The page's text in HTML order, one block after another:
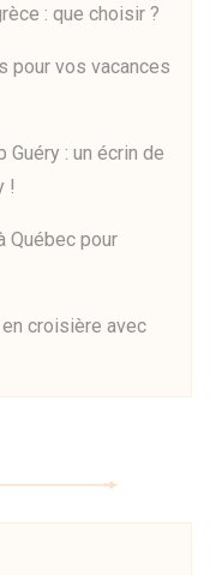
: que choisir ?
pour vos vacances
Guéry : un écrin de
!
Québec pour
croisière avec